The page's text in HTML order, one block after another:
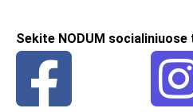
Sekite NODUM